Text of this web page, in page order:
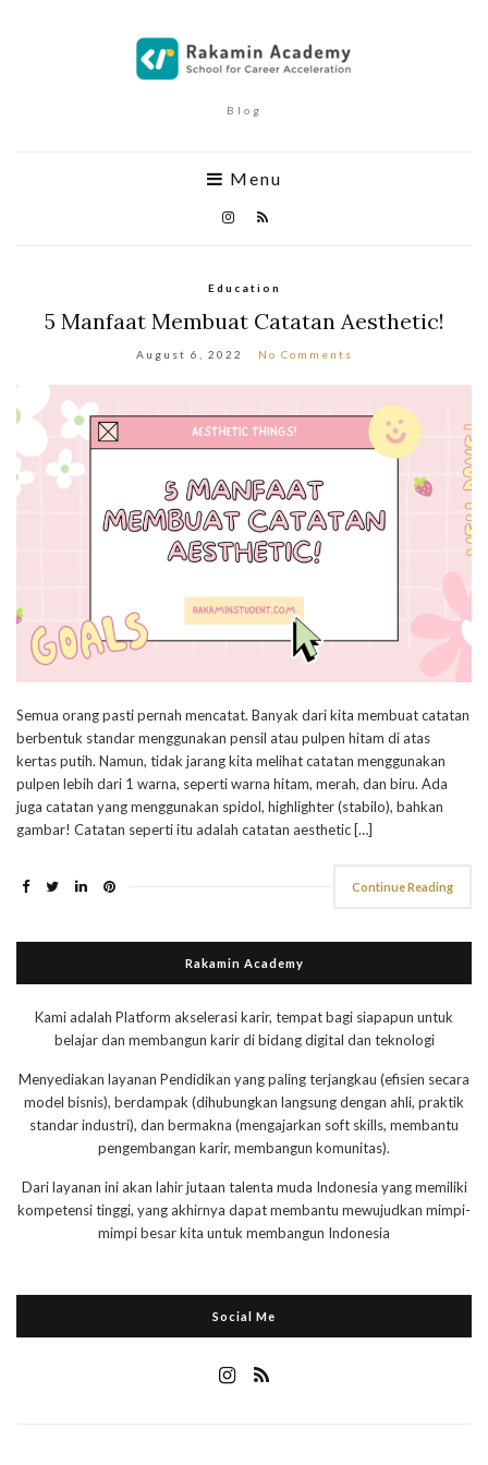
Blog
Menu
Education
5 Manfaat Membuat Catatan Aesthetic!
August 6, 2022 No Comments
Semua orang pasti pernah mencatat. Banyak dari kita membuat catatan
berbentuk standar menggunakan pensil atau pulpen hitam di atas
kertas putih. Namun, tidak jarang kita melihat catatan menggunakan
pulpen lebih dari 1 warna, seperti warna hitam, merah, dan biru. Ada
juga catatan yang menggunakan spidol, highlighter (stabilo), bahkan
gambar! Catatan seperti itu adalah catatan aesthetic […]
Continue Reading
Rakamin Academy
Kami adalah Platform akselerasi karir, tempat bagi siapapun untuk
belajar dan membangun karir di bidang digital dan teknologi
Menyediakan layanan Pendidikan yang paling terjangkau (efisien secara
model bisnis), berdampak (dihubungkan langsung dengan ahli, praktik
standar industri), dan bermakna (mengajarkan soft skills, membantu
pengembangan karir, membangun komunitas).
Dari layanan ini akan lahir jutaan talenta muda Indonesia yang memiliki
kompetensi tinggi, yang akhirnya dapat membantu mewujudkan mimpi-
mimpi besar kita untuk membangun Indonesia
Social Me